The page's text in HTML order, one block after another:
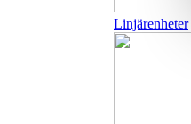
Linjärenheter